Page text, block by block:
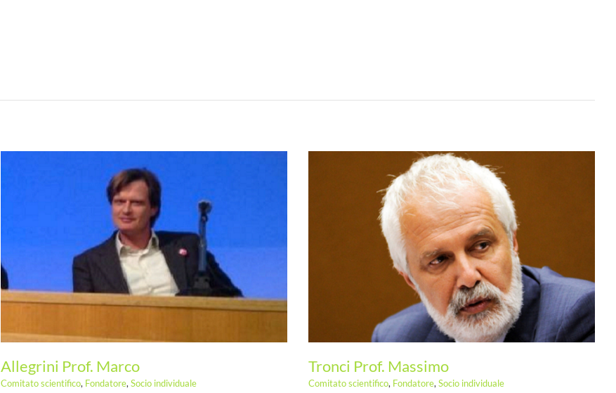
Allegrini Prof. Marco
Comitato scientifico, Fondatore, Socio individuale
Tronci Prof. Massimo
Tronci Prof. Massimo
Comitato scientifico, Fondatore, Socio individuale